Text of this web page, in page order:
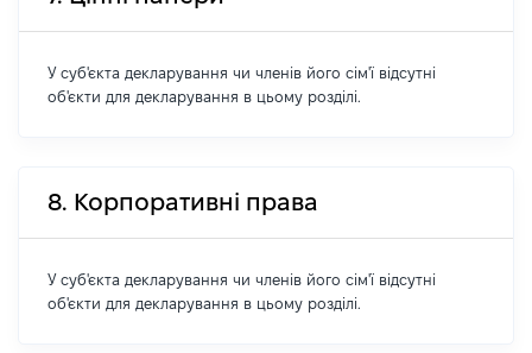
У суб'єкта декларування чи членів його сім'ї відсутні
об'єкти для декларування в цьому розділі.
8. Корпоративні права
У суб'єкта декларування чи членів його сім'ї відсутні
об'єкти для декларування в цьому розділі.